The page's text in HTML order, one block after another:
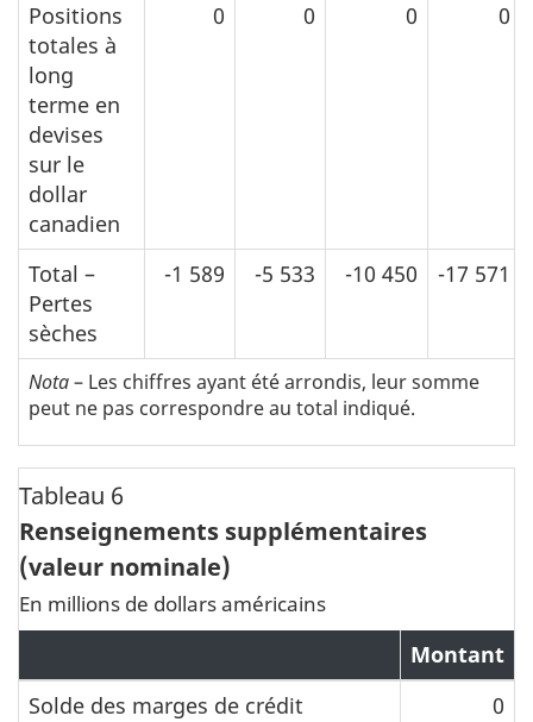
Positions
totales à
long
terme en
devises
sur le
dollar
canadien
0 0 0 0
Total –
Pertes
sèches
-1 589 -5 533 -10 450 -17 571
Nota– Les chiffres ayant été arrondis, leur somme
peut ne pas correspondre au total indiqué.
Tableau 6
Renseignements supplémentaires
(valeur nominale)
En millions de dollars américains
Montant
Solde des marges de crédit
0